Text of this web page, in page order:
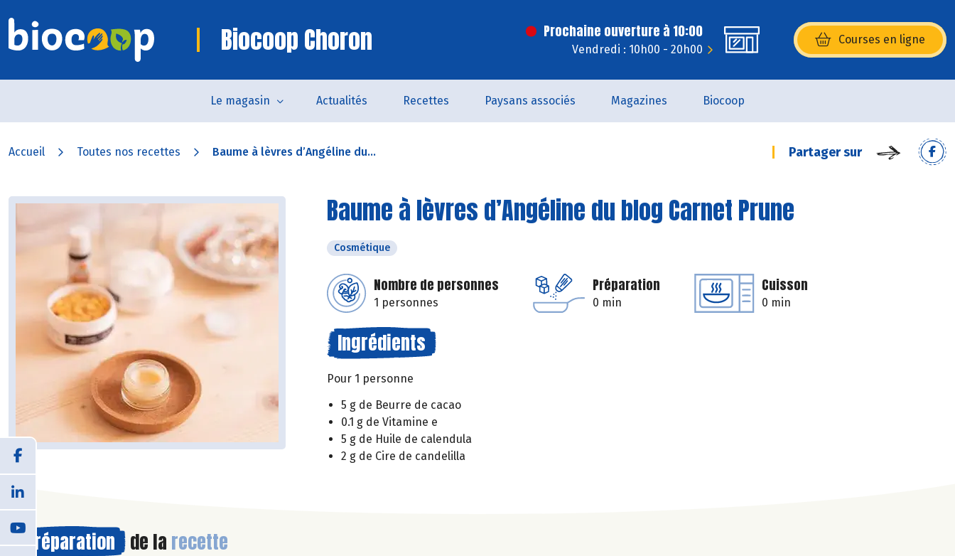
Biocoop Choron Prochaine ouverture à 10:00
Vendredi : 10h00 - 20h00
Courses en ligne
(s’ouvre dans une nouvelle
Le magasin Actualités Recettes Paysans associés Magazines Biocoop
Accueil Toutes nos recettes Baume à lèvres d’Angéline du... Partager sur
Baume à lèvres d’Angéline du blog Carnet Prune
Cosmétique
Nombre de personnes
1 personnes
Préparation
0 min
Cuisson
0 min
Ingrédients
Pour 1 personne
5 g de Beurre de cacao
0.1 g de Vitamine e
5 g de Huile de calendula
2 g de Cire de candelilla
Préparation de la recette